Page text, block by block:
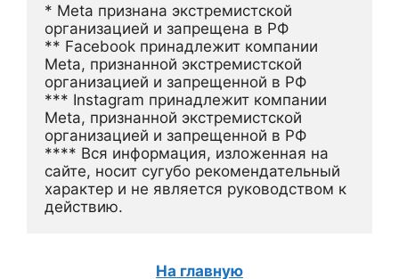
* Meta признана экстремистской
организацией и запрещена в РФ
** Facebook принадлежит компании
Meta, признанной экстремистской
организацией и запрещенной в РФ
*** Instagram принадлежит компании
Meta, признанной экстремистской
организацией и запрещенной в РФ
**** Вся информация, изложенная на
сайте, носит сугубо рекомендательный
характер и не является руководством к
действию.
На главную